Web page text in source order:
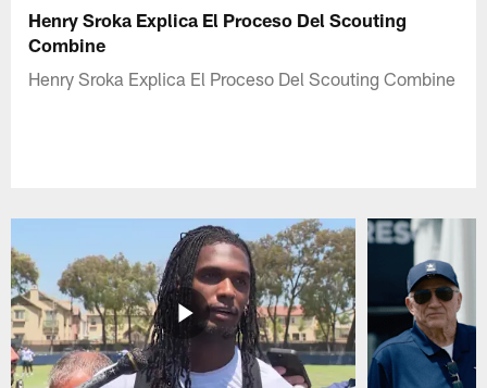
Henry Sroka Explica El Proceso Del Scouting
Combine
Henry Sroka Explica El Proceso Del Scouting Combine